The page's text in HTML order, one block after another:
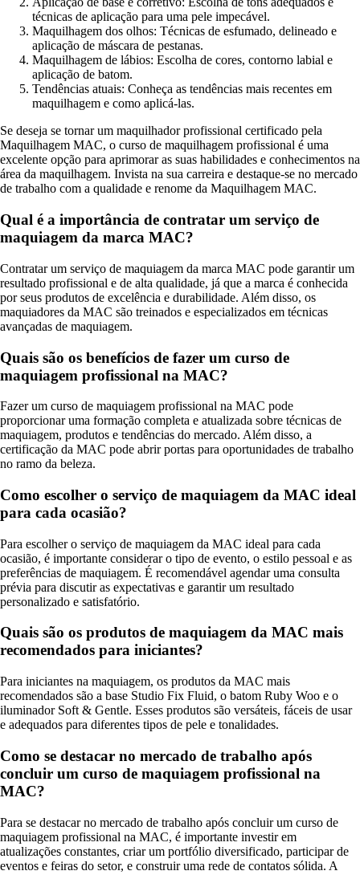
técnicas de aplicação para uma pele impecável.
Maquilhagem dos olhos: Técnicas de esfumado, delineado e
aplicação de máscara de pestanas.
Maquilhagem de lábios: Escolha de cores, contorno labial e
aplicação de batom.
Tendências atuais: Conheça as tendências mais recentes em
maquilhagem e como aplicá-las.
Se deseja se tornar um maquilhador profissional certificado pela
Maquilhagem MAC, o curso de maquilhagem profissional é uma
excelente opção para aprimorar as suas habilidades e conhecimentos na
área da maquilhagem. Invista na sua carreira e destaque-se no mercado
de trabalho com a qualidade e renome da Maquilhagem MAC.
Qual é a importância de contratar um serviço de
maquiagem da marca MAC?
Contratar um serviço de maquiagem da marca MAC pode garantir um
resultado profissional e de alta qualidade, já que a marca é conhecida
por seus produtos de excelência e durabilidade. Além disso, os
maquiadores da MAC são treinados e especializados em técnicas
avançadas de maquiagem.
Quais são os benefícios de fazer um curso de
maquiagem profissional na MAC?
Fazer um curso de maquiagem profissional na MAC pode
proporcionar uma formação completa e atualizada sobre técnicas de
maquiagem, produtos e tendências do mercado. Além disso, a
certificação da MAC pode abrir portas para oportunidades de trabalho
no ramo da beleza.
Como escolher o serviço de maquiagem da MAC ideal
para cada ocasião?
Para escolher o serviço de maquiagem da MAC ideal para cada
ocasião, é importante considerar o tipo de evento, o estilo pessoal e as
preferências de maquiagem. É recomendável agendar uma consulta
prévia para discutir as expectativas e garantir um resultado
personalizado e satisfatório.
Quais são os produtos de maquiagem da MAC mais
recomendados para iniciantes?
Para iniciantes na maquiagem, os produtos da MAC mais
recomendados são a base Studio Fix Fluid, o batom Ruby Woo e o
iluminador Soft & Gentle. Esses produtos são versáteis, fáceis de usar
e adequados para diferentes tipos de pele e tonalidades.
Como se destacar no mercado de trabalho após
concluir um curso de maquiagem profissional na
MAC?
Para se destacar no mercado de trabalho após concluir um curso de
maquiagem profissional na MAC, é importante investir em
atualizações constantes, criar um portfólio diversificado, participar de
eventos e feiras do setor, e construir uma rede de contatos sólida. A